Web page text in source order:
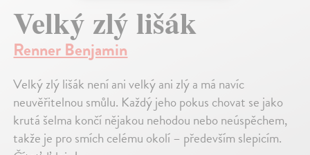
Velký zlý lišák
Renner Benjamin
Velký zlý lišák není ani velký ani zlý a má navíc
neuvěřitelnou smůlu. Každý jeho pokus chovat se jako
krutá šelma končí nějakou nehodou nebo neúspěchem,
takže je pro smích celému okolí – především slepicím.